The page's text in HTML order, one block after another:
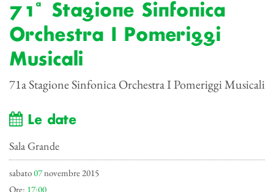
71ª Stagione Sinfonica
Orchestra I Pomeriggi
Musicali
71a Stagione Sinfonica Orchestra I Pomeriggi Musicali
Le date
Sala Grande
sabato07novembre 2015
Ore: 17:00